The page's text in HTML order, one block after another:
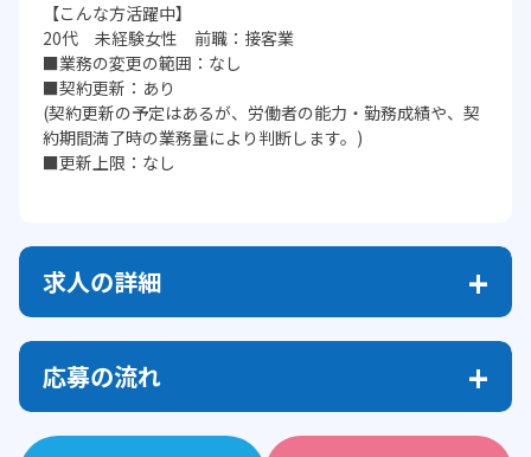
【こんな方活躍中】
20代 未経験女性 前職：接客業
■業務の変更の範囲：なし
■契約更新：あり
(契約更新の予定はあるが、労働者の能力・勤務成績や、契
約期間満了時の業務量により判断します。)
■更新上限：なし
求人の詳細
応募の流れ